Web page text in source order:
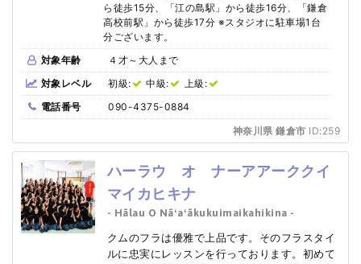
ら徒歩15分、「江の島駅」から徒歩16分、「鎌倉
高校前駅」から徒歩17分 ※スタジオに駐車場1台
分ございます。
対象年齢
４才～大人まで
対象レベル
初級: 中級:
上級:
電話番号
090-4375-0884
神奈川県 鎌倉市 ID:259
ハーラウ オ ナーアアーククイ
マイカヒキナ
- Hālau O Nāʻaʻākukuimaikahikina -
クムのフラは優雅で上品です。そのフラスタイ
ルに忠実にレッスンを行っております。初めて